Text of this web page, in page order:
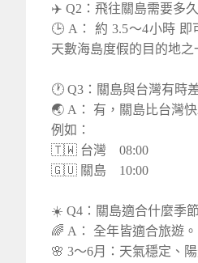
✈️ Q2：飛往關島需要多久
🕒 A： 約 3.5～4小時
天數海島度假的目的地之
🕐 Q3：關島與台灣有時
🌏 A： 有，關島比台灣快
例如：
🇹🇼 台灣 08:00
🇬🇺 關島 10:00
☀️ Q4：關島適合什麼季
🌈 A： 全年皆適合旅遊。
🌸 3～6月：天氣穩定、